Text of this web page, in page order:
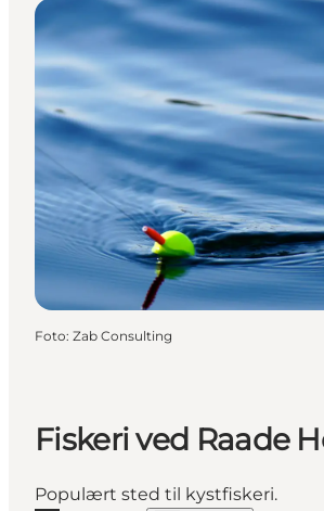
Foto: Zab Consulting
Fiskeri ved Raade
Populært sted til kystfiskeri.